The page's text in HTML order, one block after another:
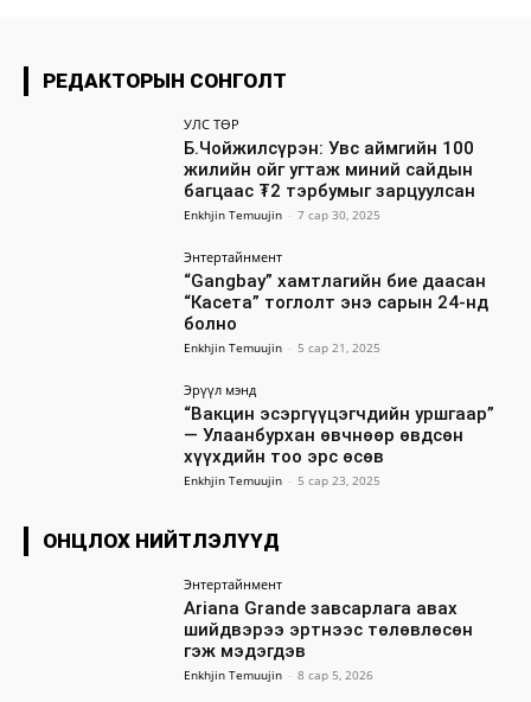
РЕДАКТОРЫН СОНГОЛТ
УЛС ТӨР
Б.Чойжилсүрэн: Увс аймгийн 100
жилийн ойг угтаж миний сайдын
багцаас ₮2 тэрбумыг зарцуулсан
Enkhjin Temuujin - 7 сар 30, 2025
Энтертайнмент
“Gangbay” хамтлагийн бие даасан
“Касета” тоглолт энэ сарын 24-нд
болно
Enkhjin Temuujin - 5 сар 21, 2025
Эрүүл мэнд
“Вакцин эсэргүүцэгчдийн уршгаар”
— Улаанбурхан өвчнөөр өвдсөн
хүүхдийн тоо эрс өсөв
Enkhjin Temuujin - 5 сар 23, 2025
ОНЦЛОХ НИЙТЛЭЛҮҮД
Энтертайнмент
Ariana Grande завсарлага авах
шийдвэрээ эртнээс төлөвлөсөн
гэж мэдэгдэв
Enkhjin Temuujin - 8 сар 5, 2026